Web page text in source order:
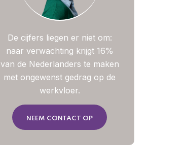
De cijfers liegen er niet om:
naar verwachting krijgt 16%
van de Nederlanders te maken
met ongewenst gedrag op de
werkvloer.
NEEM CONTACT OP